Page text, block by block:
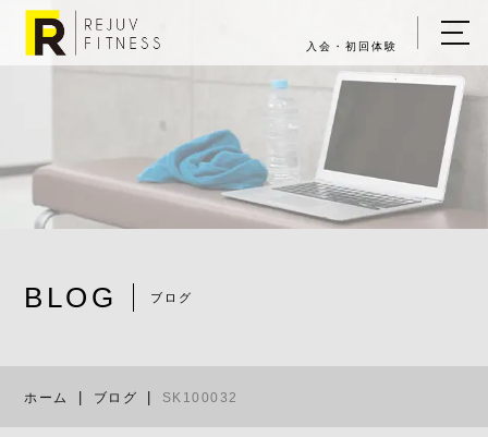
入会・初回体験
BLOG ブログ
ホーム ブログ SK100032
ホーム
キャンペーン情報
▼ REJUV FITNESSについて
店舗一覧